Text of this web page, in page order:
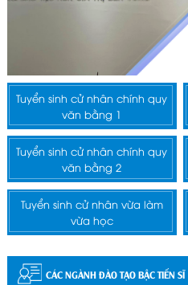
Tuyển sinh cử nhân chính quy
văn bằng 1
Tuyển sinh cử nhân chính quy
văn bằng 2
Tuyển sinh cử nhân vừa làm
vừa học
CÁC NGÀNH ĐÀO TẠO BẬC TIẾN SĨ